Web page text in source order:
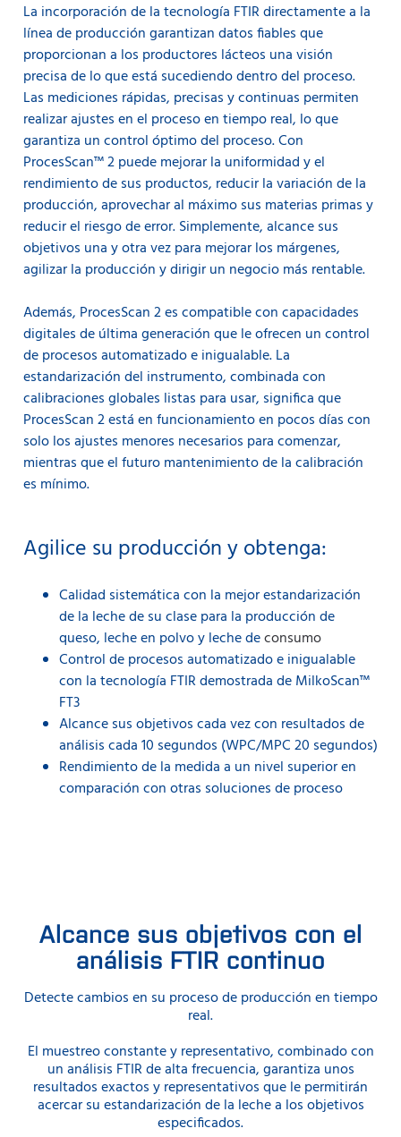
La incorporación de la tecnología FTIR directamente a la
línea de producción garantizan datos fiables que
proporcionan a los productores lácteos una visión
precisa de lo que está sucediendo dentro del proceso.
Las mediciones rápidas, precisas y continuas permiten
realizar ajustes en el proceso en tiempo real, lo que
garantiza un control óptimo del proceso. Con
ProcesScan™ 2 puede mejorar la uniformidad y el
rendimiento de sus productos, reducir la variación de la
producción, aprovechar al máximo sus materias primas y
reducir el riesgo de error. Simplemente, alcance sus
objetivos una y otra vez para mejorar los márgenes,
agilizar la producción y dirigir un negocio más rentable.
Además, ProcesScan 2 es compatible con capacidades
digitales de última generación que le ofrecen un control
de procesos automatizado e inigualable. La
estandarización del instrumento, combinada con
calibraciones globales listas para usar, significa que
ProcesScan 2 está en funcionamiento en pocos días con
solo los ajustes menores necesarios para comenzar,
mientras que el futuro mantenimiento de la calibración
es mínimo.
Agilice su producción y obtenga:
Calidad sistemática con la mejor estandarización
de la leche de su clase para la producción de
queso, leche en polvo y leche deconsumo
Control de procesos automatizado e inigualable
con la tecnología FTIR demostrada de MilkoScan™
FT3
Alcance sus objetivos cada vez con resultados de
análisis cada 10 segundos (WPC/MPC 20 segundos)
Rendimiento de la medida a un nivel superior en
comparación con otras soluciones de proceso
Alcance sus objetivos con el
análisis FTIR continuo
Detecte cambios en su proceso de producción en tiempo
real.
El muestreo constante y representativo, combinado con
un análisis FTIR de alta frecuencia, garantiza unos
resultados exactos y representativos que le permitirán
acercar su estandarización de la leche a los objetivos
especificados.